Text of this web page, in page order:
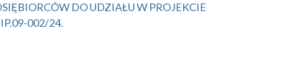
DO UDZIAŁU W PROJEKCIE
002/24.